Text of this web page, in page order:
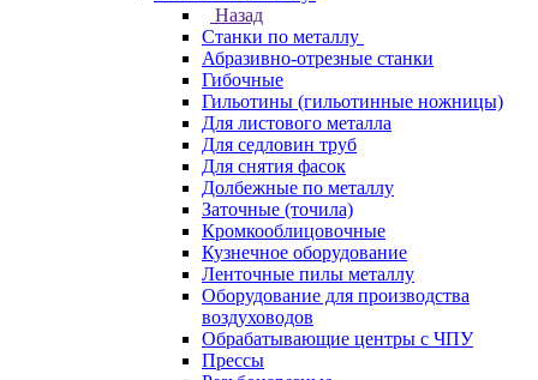
Назад
Станки по металлу
Абразивно-отрезные станки
Гибочные
Гильотины (гильотинные ножницы)
Для листового металла
Для седловин труб
Для снятия фасок
Долбежные по металлу
Заточные (точила)
Кромкооблицовочные
Кузнечное оборудование
Ленточные пилы металлу
Оборудование для производства
воздуховодов
Обрабатывающие центры с ЧПУ
Прессы